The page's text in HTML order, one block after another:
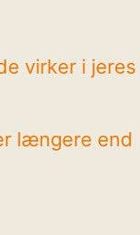
virker i jeres
længere end